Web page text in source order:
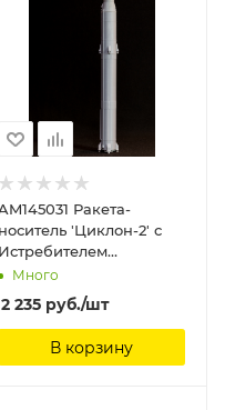
Ракета-
носитель 'Циклон-2' с
Истребителем
Arma Models
Много
2 235руб./шт
В корзину